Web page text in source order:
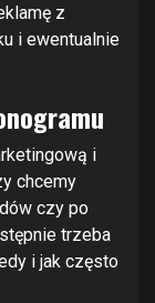
z
i ewentualnie
i
chcemy
czy po
trzeba
i jak często